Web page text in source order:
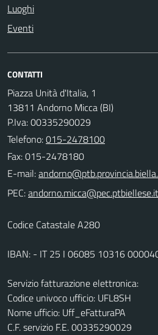
Luoghi
Eventi
CONTATTI
Piazza Unità d'Italia, 1
13811 Andorno Micca (BI)
P.Iva: 00335290029
Telefono:015-2478100
Fax: 015-2478180
E-mail:
PEC:
Codice Catastale A280
IBAN: - IT 25 I 06085 10316
Servizio fatturazione elettronica:
Codice univoco ufficio: UFL8SH
Nome ufficio: Uff_eFatturaPA
C.F. servizio F.E. 00335290029